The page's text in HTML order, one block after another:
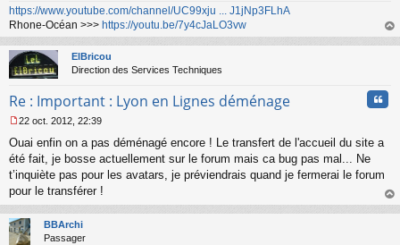
n
https://www.youtube.com/channel/UC99xju ... J1jNp3FLhA
Rhone-Océan >>> https://youtu.be/7y4cJaLO3vw
au
ElBricou
Direction des Services Techniques
Re : Important : Lyon en Lignes déménage
e
s
s
g
n
o
22 oct. 2012, 22:39
Ouai enfin on a pas déménagé encore ! Le transfert de l'accueil du site a
été fait, je bosse actuellement sur le forum mais ca bug pas mal... Ne
t’inquiète pas pour les avatars, je préviendrais quand je fermerai le forum
pour le transférer !
au
BBArchi
Passager